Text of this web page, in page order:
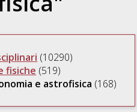
(10290)
fisiche (519)
e astrofisica (168)